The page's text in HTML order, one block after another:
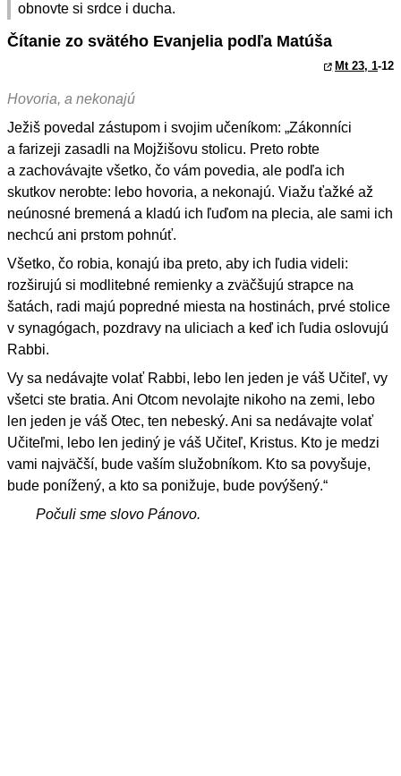
obnovte si srdce i ducha.
Čítanie zo svätého Evanjelia podľa Matúša
Mt 23, 1-12
Hovoria, a nekonajú
Ježiš povedal zástupom i svojim učeníkom: „Zákonníci
a farizeji zasadli na Mojžišovu stolicu. Preto robte
a zachovávajte všetko, čo vám povedia, ale podľa ich
skutkov nerobte: lebo hovoria, a nekonajú. Viažu ťažké až
neúnosné bremená a kladú ich ľuďom na plecia, ale sami ich
nechcú ani prstom pohnúť.
Všetko, čo robia, konajú iba preto, aby ich ľudia videli:
rozširujú si modlitebné remienky a zväčšujú strapce na
šatách, radi majú popredné miesta na hostinách, prvé stolice
v synagógach, pozdravy na uliciach a keď ich ľudia oslovujú
Rabbi.
Vy sa nedávajte volať Rabbi, lebo len jeden je váš Učiteľ, vy
všetci ste bratia. Ani Otcom nevolajte nikoho na zemi, lebo
len jeden je váš Otec, ten nebeský. Ani sa nedávajte volať
Učiteľmi, lebo len jediný je váš Učiteľ, Kristus. Kto je medzi
vami najväčší, bude vaším služobníkom. Kto sa povyšuje,
bude ponížený, a kto sa ponižuje, bude povýšený.“
Počuli sme slovo Pánovo.